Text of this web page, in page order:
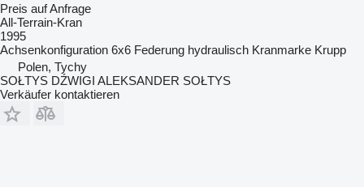
Preis auf Anfrage
All-Terrain-Kran
1995
Achsenkonfiguration 6x6 Federung hydraulisch Kranmarke Krupp
Polen, Tychy
SOŁTYS DŹWIGI ALEKSANDER SOŁTYS
Verkäufer kontaktieren